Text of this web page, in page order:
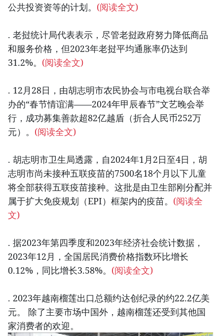
公共投资资等的计划。 (阅读全文)
. 老挝统计局代表表示，尽管老挝政府努力降低商品
和服务价格，但2023年老挝平均通胀率仍达到
31.2%。 (阅读全文)
. 12月28日，由胡志明市农民协会与市电视台联合举
办的“春节情谊满——2024年甲辰春节”文艺晚会举
行，成功募集善款超82亿越盾（折合人民币252万
元）。 (阅读全文)
. 胡志明市卫生局透露，自2024年1月2日至4日，胡
志明市尚未接种五联疫苗的7500名18个月以下儿童
将全部获得五联疫苗接种。这批是由卫生部刚分配并
属于扩大免疫规划（EPI）框架内的疫苗。 (阅读全
文)
. 据2023年第四季度和2023年经济社会统计数据，
2023年12月，全国居民消费价格指数环比增长
0.12%，同比增长3.58%。 (阅读全文)
. 2023年越南榴莲出口总额约达创纪录的约22.2亿美
元。 除了主要市场中国外，越南榴莲还受到其他国
家消费者的欢迎。